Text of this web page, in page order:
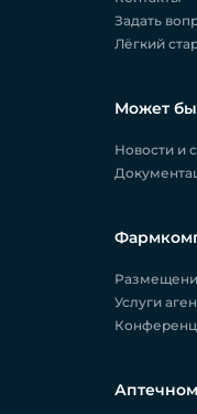
Задать
Лёгкий
Может
Новости и
Услуги